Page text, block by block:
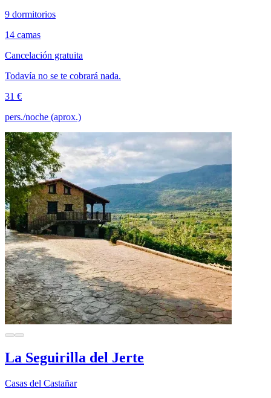
9 dormitorios
14 camas
Cancelación gratuita
Todavía no se te cobrará nada.
31 €
pers./noche (aprox.)
La Seguirilla del Jerte
Casas del Castañar